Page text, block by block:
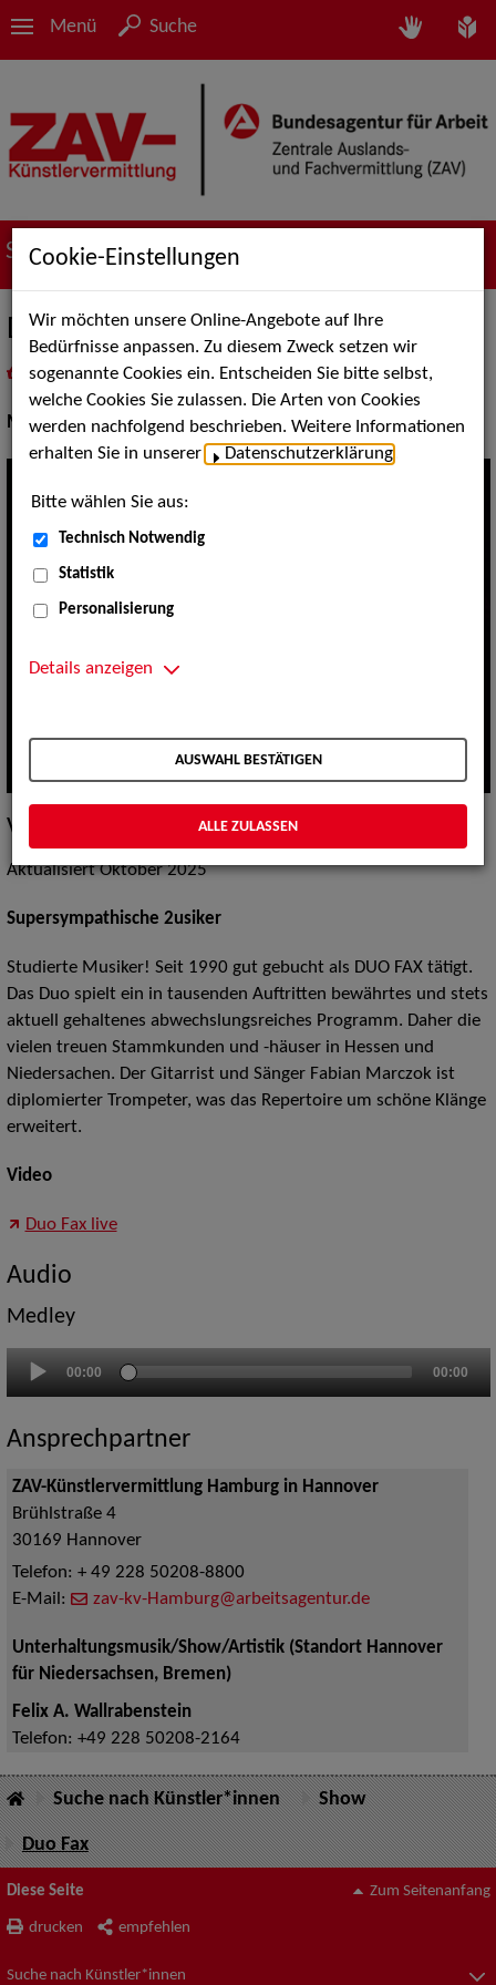
Menü Suche
Suche nach Künstler*innen
Duo Fax
als PDF speichern
inMeine Merklistelegen
Musik:Pop, Rock & Tanzmusik
Vita / Credits
Aktualisiert Oktober 2025
Supersympathische 2usiker
Studierte Musiker! Seit 1990 gut gebucht als DUO FAX tätigt.
Das Duo spielt ein in tausenden Auftritten bewährtes und stets
aktuell gehaltenes abwechslungsreiches Programm. Daher die
vielen treuen Stammkunden und -häuser in Hessen und
Niedersachen. Der Gitarrist und Sänger Fabian Marczok ist
diplomierter Trompeter, was das Repertoire um schöne Klänge
erweitert.
Video
Duo Fax live
Audio
Medley
Player
00:00 00:00
Ansprechpartner
ZAV-Künstlervermittlung Hamburg in Hannover
Brühlstraße 4
30169 Hannover
Telefon: + 49 228 50208-8800
E-Mail:
zav-kv-Hamburg@arbeitsagentur.de
Unterhaltungsmusik/Show/Artistik (Standort Hannover
für Niedersachsen, Bremen)
Felix A. Wallrabenstein
Telefon: +49 228 50208-2164
Suche nach Künstler*innen Show
Duo Fax
Diese Seite
drucken empfehlen
Zum Seitenanfang
Suche nach Künstler*innen
Cookie-Einstellungen
Wir möchten unsere Online-Angebote auf Ihre
Bedürfnisse anpassen. Zu diesem Zweck setzen wir
sogenannte Cookies ein. Entscheiden Sie bitte selbst,
welche Cookies Sie zulassen. Die Arten von Cookies
werden nachfolgend beschrieben. Weitere Informationen
erhalten Sie in unserer
Datenschutzerklärung
Bitte wählen Sie aus:
Technisch Notwendig
Statistik
Personalisierung
Details anzeigen
AUSWAHL BESTÄTIGEN
ALLE ZULASSEN